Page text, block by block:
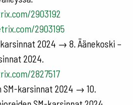
2903192
2903195
2024 → 8. Äänekoski –
2024.
2827517
SM-karsinnat 2024 → 10.